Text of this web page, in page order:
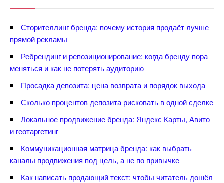
Сторителлинг бренда: почему история продаёт лучше
прямой рекламы
Ребрендинг и репозиционирование: когда бренду пора
меняться и как не потерять аудиторию
Просадка депозита: цена возврата и порядок выхода
Сколько процентов депозита рисковать в одной сделке
Локальное продвижение бренда: Яндекс Карты, Авито
и геотаргетин
Коммуникационная матрица бренда: как выбрать
каналы продвижения под цель, а не по привычке
Как написать продающий текст: чтобы читатель дошёл